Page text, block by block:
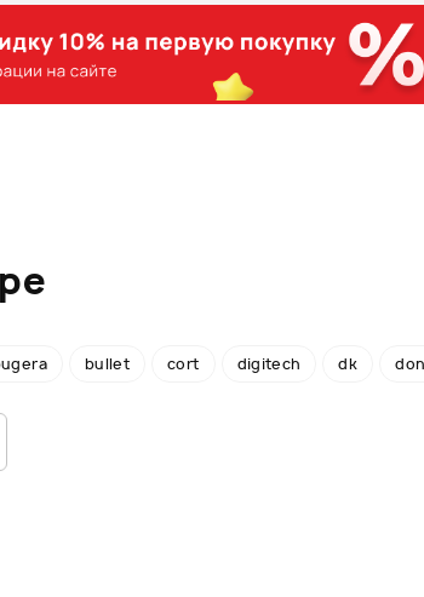
bullet cort digitech dk